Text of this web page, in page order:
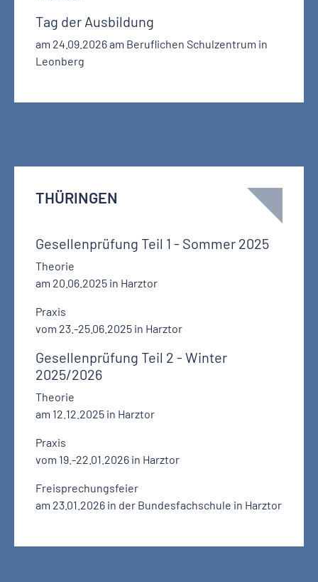
Tag der Ausbildung
am 24.09.2026 am Beruflichen Schulzentrum in
Leonberg
THÜRINGEN
Gesellenprüfung Teil 1 - Sommer 2025
Theorie
am 20.06.2025 in Harztor
Praxis
vom 23.-25.06.2025 in Harztor
Gesellenprüfung Teil 2 - Winter
2025/2026
Theorie
am 12.12.2025 in Harztor
Praxis
vom 19.-22.01.2026 in Harztor
Freisprechungsfeier
am 23.01.2026 in der Bundesfachschule in Harztor